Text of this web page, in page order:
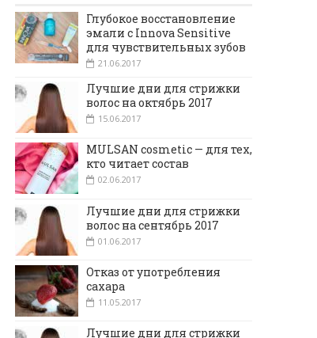
Глубокое восстановление
эмали с Innova Sensitive
для чувствительных зубов
21.06.2017
Лучшие дни для стрижки
волос на октябрь 2017
15.06.2017
MULSAN cosmetic — для тех,
кто читает состав
02.06.2017
Лучшие дни для стрижки
волос на сентябрь 2017
01.06.2017
Отказ от употребления
сахара
11.05.2017
Лучшие дни для стрижки